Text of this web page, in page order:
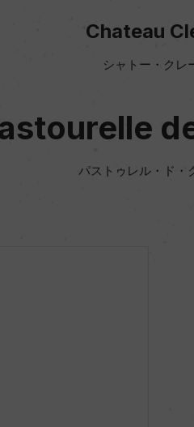
Chateau
シャトー・クレ
パストゥレル・ド・